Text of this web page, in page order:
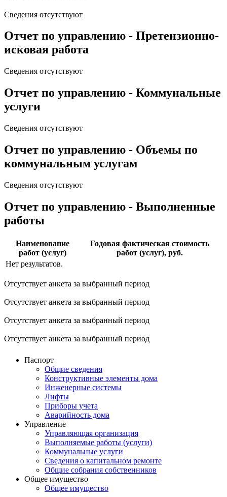
Сведения отсутствуют
Отчет по управлению - Претензионно-
исковая работа
Сведения отсутствуют
Отчет по управлению - Коммунальные
услуги
Сведения отсутствуют
Отчет по управлению - Объемы по
коммунальным услугам
Сведения отсутствуют
Отчет по управлению - Выполненные
работы
Наименование
работ (услуг)
Годовая фактическая стоимость
работ (услуг), руб.
Нет результатов.
Отсутствует анкета за выбранный период
Отсутствует анкета за выбранный период
Отсутствует анкета за выбранный период
Отсутствует анкета за выбранный период
Паспорт
Общие сведения
Конструктивные элементы дома
Инженерные системы
Лифты
Приборы учета
Аварийность дома
Управление
Управляющая организация
Выполняемые работы (услуги)
Коммунальные услуги
Сведения о капитальном ремонте
Общие собрания собственников
Общее имущество
Общее имущество